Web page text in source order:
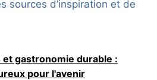
sources d’inspiration et de
gastronomie durable :
pour l'avenir